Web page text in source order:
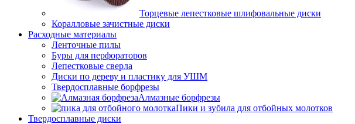
Торцевые лепестковые шлифовальные диски
Коралловые зачистные диски
Расходные материалы
Ленточные пилы
Буры для перфораторов
Лепестковые сверла
Диски по дереву и пластику для УШМ
Твердосплавные борфрезы
Алмазные борфрезы
Пики и зубила для отбойных молотков
Твердосплавные диски